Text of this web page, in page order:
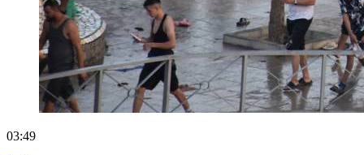
03:49